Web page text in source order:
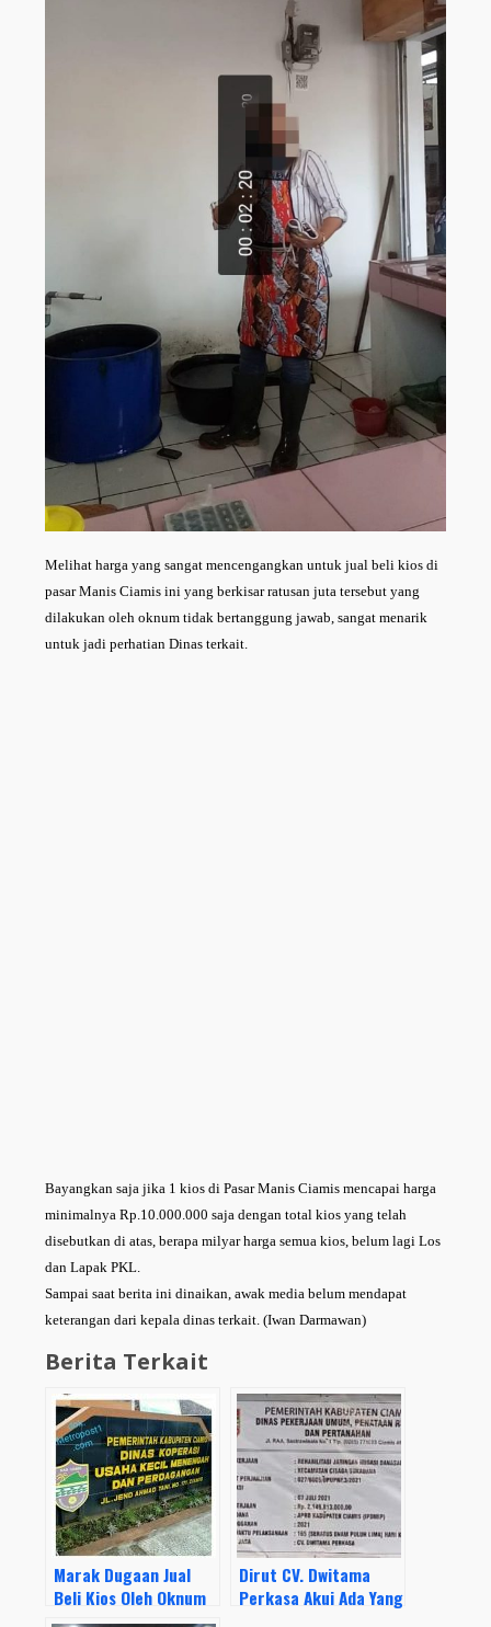
Melihat harga yang sangat mencengangkan untuk jual beli kios di
pasar Manis Ciamis ini yang berkisar ratusan juta tersebut yang
dilakukan oleh oknum tidak bertanggung jawab, sangat menarik
untuk jadi perhatian Dinas terkait.
Bayangkan saja jika 1 kios di Pasar Manis Ciamis mencapai harga
minimalnya Rp.10.000.000 saja dengan total kios yang telah
disebutkan di atas, berapa milyar harga semua kios, belum lagi Los
dan Lapak PKL.
Sampai saat berita ini dinaikan, awak media belum mendapat
keterangan dari kepala dinas terkait. (Iwan Darmawan)
Berita Terkait
Marak Dugaan Jual
Beli Kios Oleh Oknum
di Pasar Ciamis,
Dirut CV. Dwitama
Perkasa Akui Ada Yang